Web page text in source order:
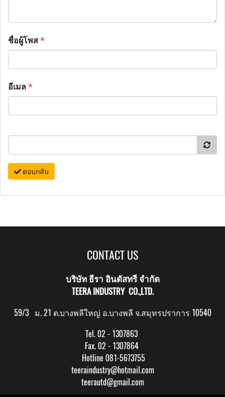
ชื่อผู้โพส*
อีเมล*
ตอบกลับ
CONTACT US
บริษัท ธีรา อินดัสทรี จำกัด
TEERA INDUSTRY CO.,LTD.
59/3 ม. 21 ต.บางพลีใหญ่ อ.บางพลี จ.สมุทรปราการ 10540
Tel. 02 - 1307863
Fax. 02 - 1307864
Hotline 081-5673755
teeraindustry@hotmail.com
teerautd@gmail.com